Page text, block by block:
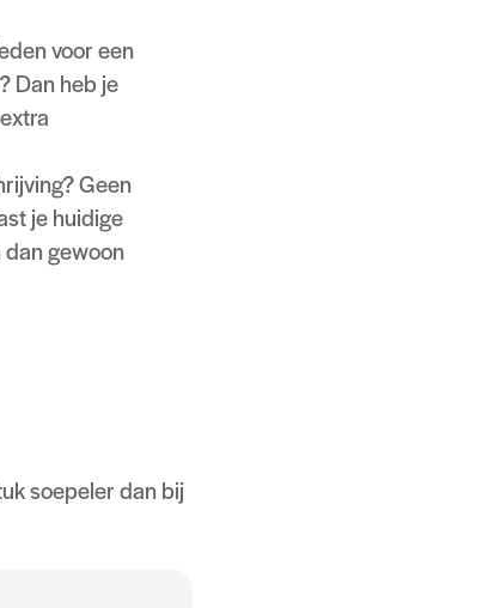
voor een
Dan heb je
Geen
je huidige
gewoon
soepeler dan bij